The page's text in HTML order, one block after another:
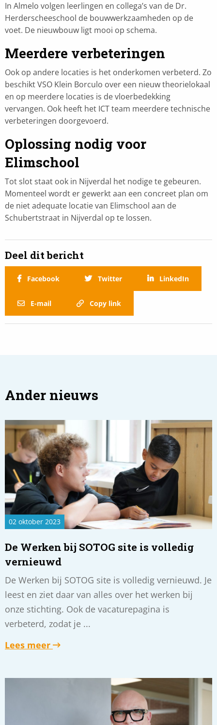
In Almelo volgen leerlingen en collega’s van de Dr.
Herderscheeschool de bouwwerkzaamheden op de
voet. De nieuwbouw ligt mooi op schema.
Meerdere verbeteringen
Ook op andere locaties is het onderkomen verbeterd. Zo
beschikt VSO Klein Borculo over een nieuw theorielokaal
en op meerdere locaties is de vloerbedekking
vervangen. Ook heeft het ICT team meerdere technische
verbeteringen doorgevoerd.
Oplossing nodig voor
Elimschool
Tot slot staat ook in Nijverdal het nodige te gebeuren.
Momenteel wordt er gewerkt aan een concreet plan om
de niet adequate locatie van Elimschool aan de
Schubertstraat in Nijverdal op te lossen.
Deel dit bericht
Facebook Twitter LinkedIn
E-mail Copy link
Ander nieuws
De Werken bij SOTOG site is volledig
vernieuwd
02 oktober 2023
De Werken bij SOTOG site is volledig vernieuwd. Je
leest en ziet daar van alles over het werken bij
onze stichting. Ook de vacaturepagina is
verbeterd, zodat je ...
Lees meer
Read
about
Werken
SOTOG
site
volledig
vernieuwd